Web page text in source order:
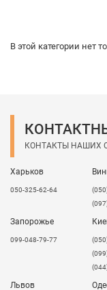
В этой категории нет
КОНТАКТЫ НАШИХ
Харьков
050-325-62-64
Запорожье
099-048-79-77
Львов